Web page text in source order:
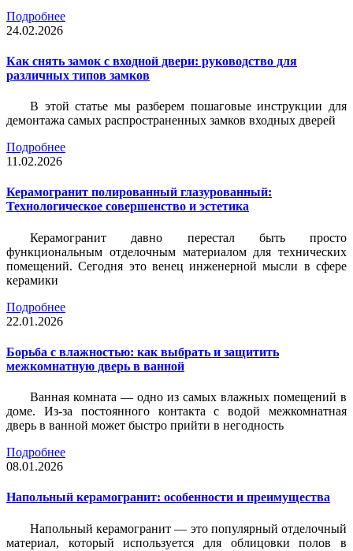
Подробнее
24.02.2026
Как снять замок с входной двери: руководство для
различных типов замков
В этой статье мы разберем пошаговые инструкции для
демонтажа самых распространенных замков входных дверей
Подробнее
11.02.2026
Керамогранит полированный глазурованный:
Технологическое совершенство и эстетика
Керамогранит давно перестал быть просто
функциональным отделочным материалом для технических
помещений. Сегодня это венец инженерной мысли в сфере
керамики
Подробнее
22.01.2026
Борьба с влажностью: как выбрать и защитить
межкомнатную дверь в ванной
Ванная комната — одно из самых влажных помещений в
доме. Из-за постоянного контакта с водой межкомнатная
дверь в ванной может быстро прийти в негодность
Подробнее
08.01.2026
Напольный керамогранит: особенности и преимущества
Напольный керамогранит — это популярный отделочный
материал, который используется для облицовки полов в